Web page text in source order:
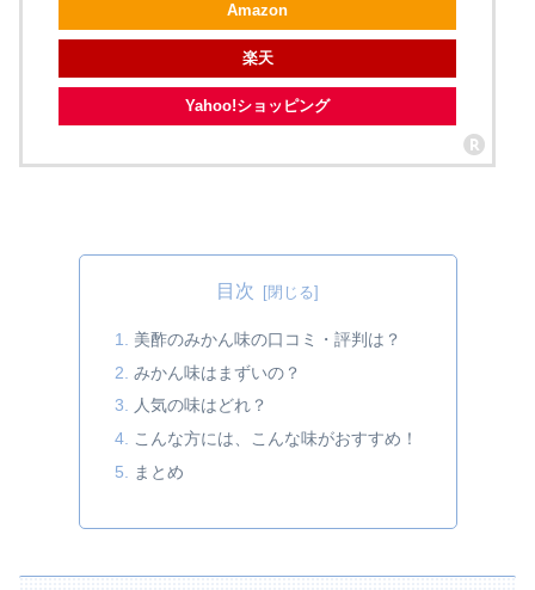
Amazon
楽天
Yahoo!ショッピング
目次
美酢のみかん味の口コミ・評判は？
みかん味はまずいの？
人気の味はどれ？
こんな方には、こんな味がおすすめ！
まとめ